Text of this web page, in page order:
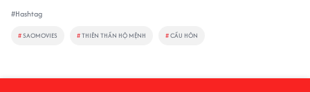
#Hashtag
#SAOMOVIES #THIÊN THẦN HỘ MỆNH #CẦU HÔN